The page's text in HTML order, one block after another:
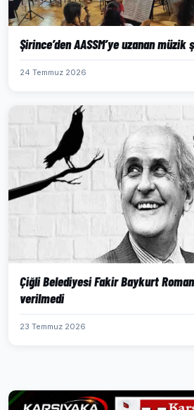
Şirince’den AASSM’ye uzanan müzik
24 Temmuz 2026
Çiğli Belediyesi Fakir Baykurt
verilmedi
23 Temmuz 2026